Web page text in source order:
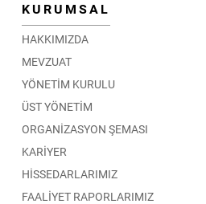
KURUMSAL
HAKKIMIZDA
MEVZUAT
YÖNETİM KURULU
ÜST YÖNETİM
ORGANİZASYON ŞEMASI
KARİYER
HİSSEDARLARIMIZ
FAALİYET RAPORLARIMIZ